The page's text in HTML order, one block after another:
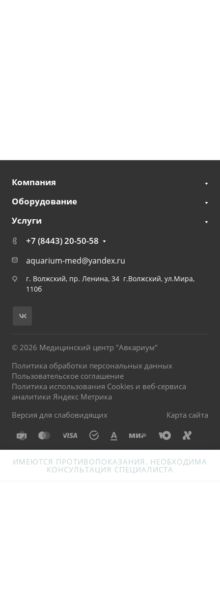
Компания
Оборудование
Услуги
+7 (8443) 20-50-58
aquarium-med@yandex.ru
г. Волжский, пр. Ленина, 34 г.Волжский, ул.Мира,
110б
© 2026 Медицинский центр "Авкариум"
Политика обработки персональных данных
Пользовательское соглашение
Политика использования Cookies и веб-сервиса
аналитики Яндекс Метрика
Версия для слабовидящих
Карта сайта
ИМЕЮТСЯ ПРОТИВОПОКАЗАНИЯ. НЕОБХОДИМА
КОНСУЛЬТАЦИЯ СПЕЦИАЛИСТА